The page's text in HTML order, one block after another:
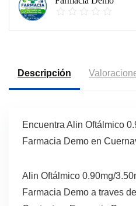
Descripción
Encuentra Alin Oftálmico
Farmacia Demo en
Alin Oftálmico 0.90mg/
Farmacia Demo a traves